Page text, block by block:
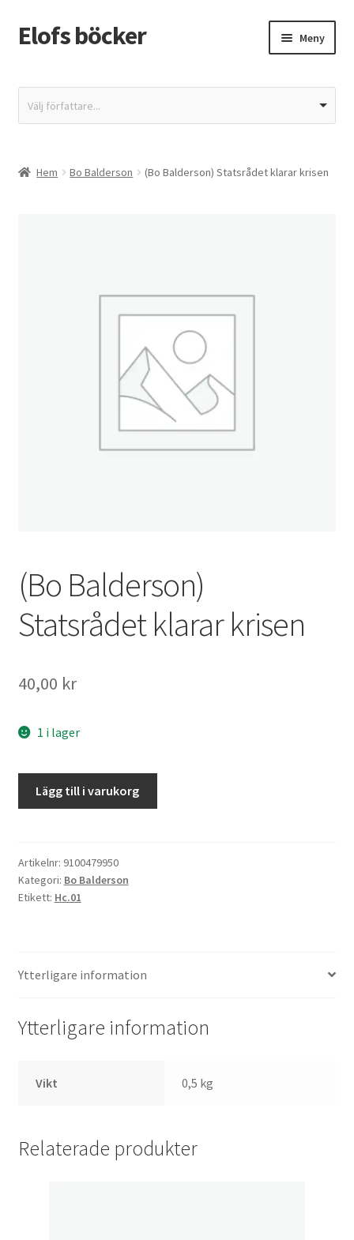
Hoppa
till
Hoppa
till
Elofs böcker Meny
Återbetalnings- och returpolicy
Välj författare...
Hem Bo Balderson (Bo Balderson) Statsrådet klarar krisen
(Bo Balderson)
Statsrådet klarar krisen
40,00 kr
1 i lager
klarar
Lägg till i varukorg
Artikelnr: 9100479950
Kategori: Bo Balderson
Etikett: Hc.01
Ytterligare information
Ytterligare information
Vikt 0,5 kg
Relaterade produkter